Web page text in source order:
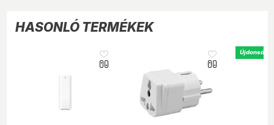
HASONLÓ TERMÉKEK
Újdonság